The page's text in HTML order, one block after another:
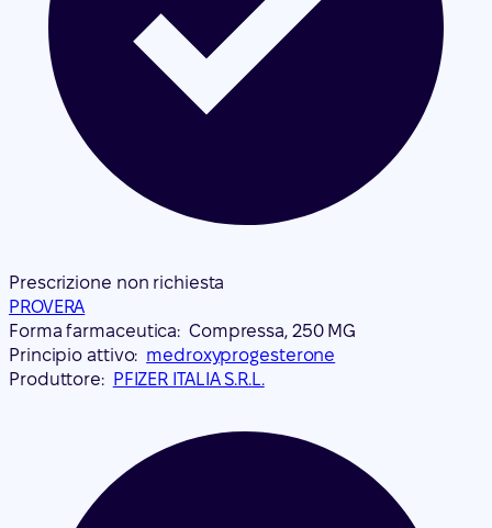
Prescrizione non richiesta
PROVERA
Forma farmaceutica: Compressa, 250 MG
Principio attivo: medroxyprogesterone
Produttore: PFIZER ITALIA S.R.L.